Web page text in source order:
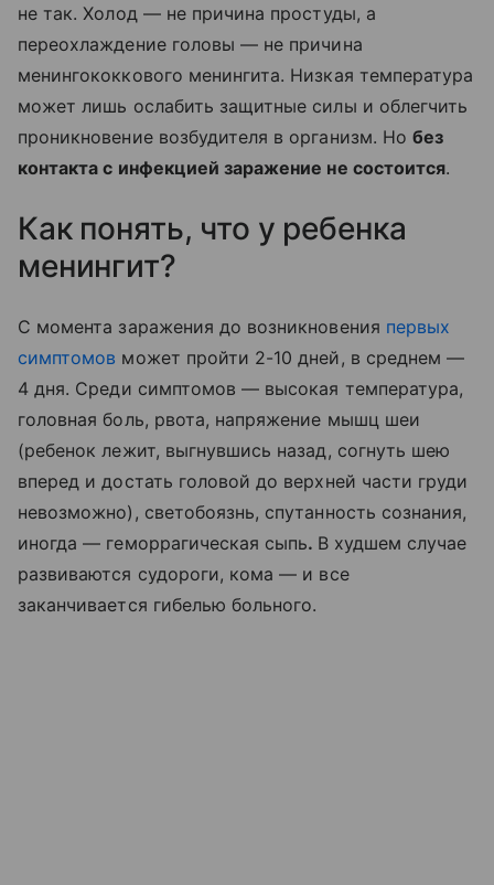
не так. Холод — не причина простуды, а
переохлаждение головы — не причина
менингококкового менингита. Низкая температура
может лишь ослабить защитные силы и облегчить
проникновение возбудителя в организм. Но без
контакта с инфекцией заражение не состоится.
Как понять, что у ребенка
менингит?
С момента заражения до возникновения первых
симптомов может пройти 2-10 дней, в среднем —
4 дня. Среди симптомов — высокая температура,
головная боль, рвота, напряжение мышц шеи
(ребенок лежит, выгнувшись назад, согнуть шею
вперед и достать головой до верхней части груди
невозможно), светобоязнь, спутанность сознания,
иногда — геморрагическая сыпь. В худшем случае
развиваются судороги, кома — и все
заканчивается гибелью больного.